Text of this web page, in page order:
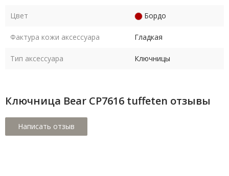
Цвет Бордо
Фактура кожи аксессуара Гладкая
Тип аксессуара Ключницы
Ключница Bear CP7616 tuffeten отзывы